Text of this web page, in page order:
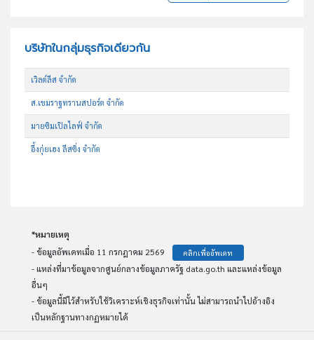
บริษัทในกลุ่มธุรกิจเดียวกัน
เวิลด์ลีส จำกัด
ส.เขมราฐทรานสปอร์ต จำกัด
มายซิมเปิลไลฟ์ จำกัด
อึ้งกุ่ยเฮง ลีสซิ่ง จำกัด
*หมายเหตุ
- ข้อมูลอัพเดทเมื่อ 11 กรกฎาคม 2569
คลิกเพื่ออัพเดท
- แหล่งที่มาข้อมูลจากศูนย์กลางข้อมูลภาครัฐ data.go.th และแหล่งข้อมูล
อื่นๆ
- ข้อมูลนี้มีไว้สำหรับใช้วิเคราะห์เชิงธุรกิจเท่านั้น ไม่สามารถนำไปอ้างอิง
เป็นหลักฐานทางกฏหมายได้